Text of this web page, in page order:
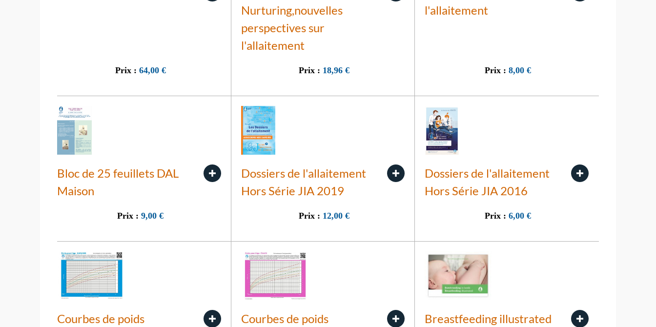
Prix : 64,00 €
Nurturing,nouvelles
perspectives sur
l'allaitement
Prix : 18,96 €
l'allaitement
Prix : 8,00 €
Bloc de 25 feuillets DAL
Maison
Prix : 9,00 €
Dossiers de l'allaitement
Hors Série JIA 2019
Prix : 12,00 €
Dossiers de l'allaitement
Hors Série JIA 2016
Prix : 6,00 €
Courbes de poids Courbes de poids Breastfeeding illustrated